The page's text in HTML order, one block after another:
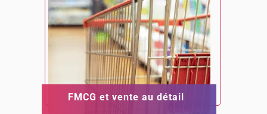
FMCG et vente au détail